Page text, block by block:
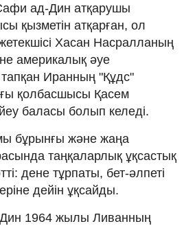
ад-Дин атқарушы
қызметін атқарған, ол
Хасан Насралланың
америкалық әуе
Иранның "Құдс"
қолбасшысы Қасем
баласы болып келеді.
бұрынғы және жаңа
таңқаларлық ұқсастық
дене тұрпаты, бет-әлпеті
дейін ұқсайды.
1964 жылы Ливанның